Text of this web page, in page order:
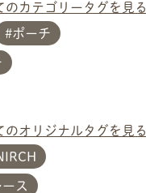
ポーチ
のカテゴリータグを見る
ース
のオリジナルタグを見る